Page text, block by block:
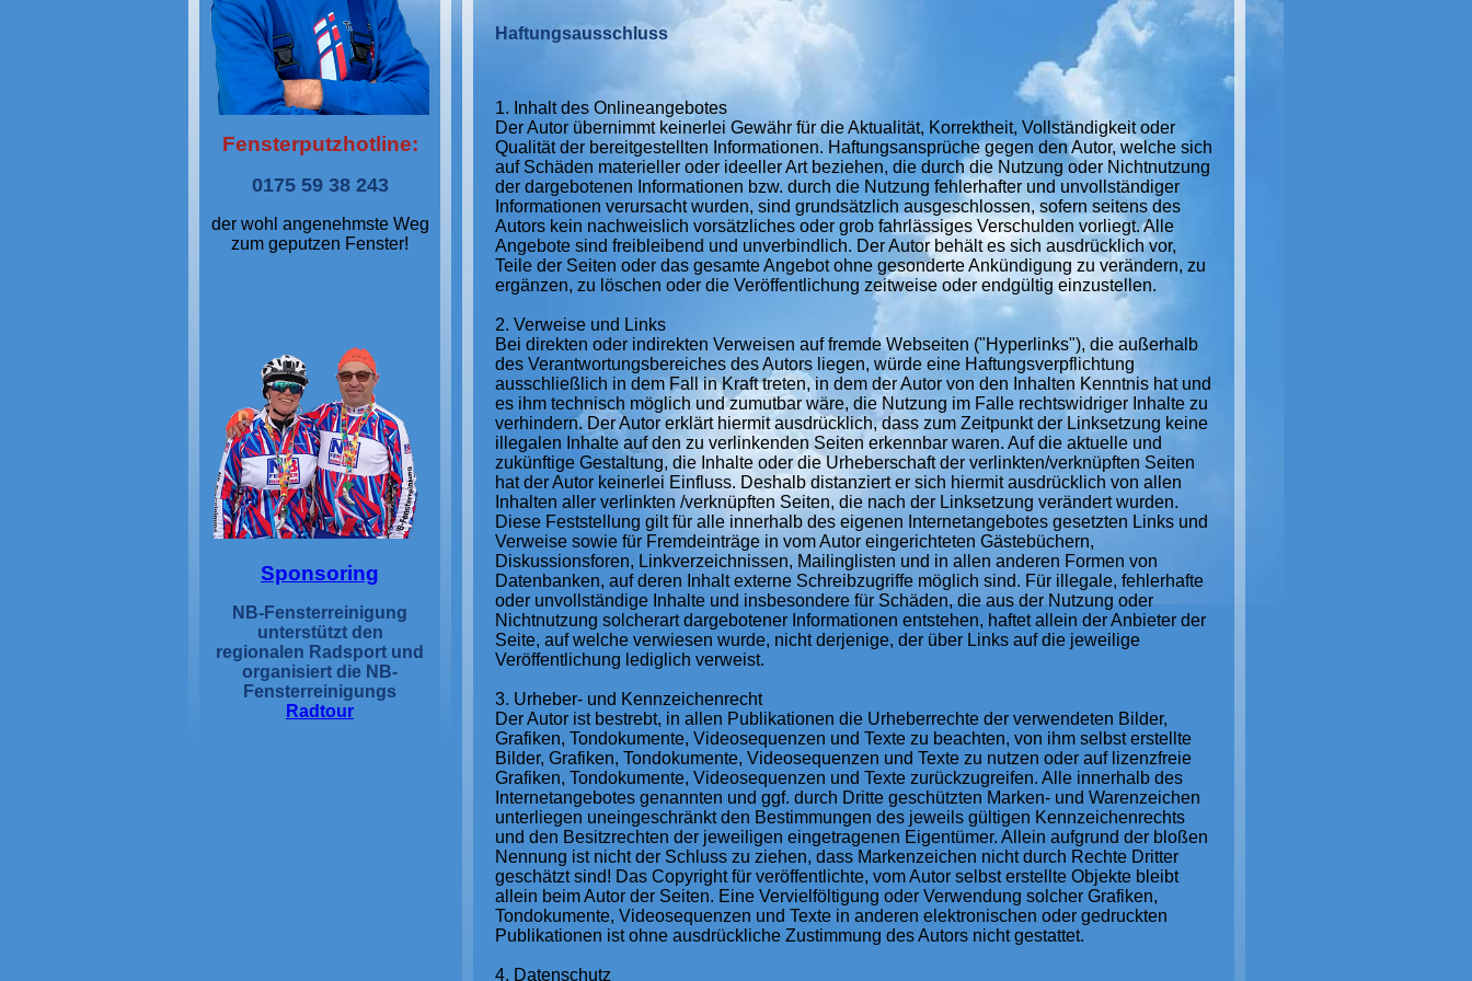
Fensterputzhotline:
0175 59 38 243
der wohl angenehmste Weg
zum geputzen Fenster!
Sponsoring
NB-Fensterreinigung
unterstützt den
regionalen Radsport und
organisiert die NB-
Fensterreinigungs
Radtour
Haftungsausschluss
1. Inhalt des Onlineangebotes
Der Autor übernimmt keinerlei Gewähr für die Aktualität, Korrektheit, Vollständigkeit oder
Qualität der bereitgestellten Informationen. Haftungsansprüche gegen den Autor, welche sich
auf Schäden materieller oder ideeller Art beziehen, die durch die Nutzung oder Nichtnutzung
der dargebotenen Informationen bzw. durch die Nutzung fehlerhafter und unvollständiger
Informationen verursacht wurden, sind grundsätzlich ausgeschlossen, sofern seitens des
Autors kein nachweislich vorsätzliches oder grob fahrlässiges Verschulden vorliegt. Alle
Angebote sind freibleibend und unverbindlich. Der Autor behält es sich ausdrücklich vor,
Teile der Seiten oder das gesamte Angebot ohne gesonderte Ankündigung zu verändern, zu
ergänzen, zu löschen oder die Veröffentlichung zeitweise oder endgültig einzustellen.
2. Verweise und Links
Bei direkten oder indirekten Verweisen auf fremde Webseiten ("Hyperlinks"), die außerhalb
des Verantwortungsbereiches des Autors liegen, würde eine Haftungsverpflichtung
ausschließlich in dem Fall in Kraft treten, in dem der Autor von den Inhalten Kenntnis hat und
es ihm technisch möglich und zumutbar wäre, die Nutzung im Falle rechtswidriger Inhalte zu
verhindern. Der Autor erklärt hiermit ausdrücklich, dass zum Zeitpunkt der Linksetzung keine
illegalen Inhalte auf den zu verlinkenden Seiten erkennbar waren. Auf die aktuelle und
zukünftige Gestaltung, die Inhalte oder die Urheberschaft der verlinkten/verknüpften Seiten
hat der Autor keinerlei Einfluss. Deshalb distanziert er sich hiermit ausdrücklich von allen
Inhalten aller verlinkten /verknüpften Seiten, die nach der Linksetzung verändert wurden.
Diese Feststellung gilt für alle innerhalb des eigenen Internetangebotes gesetzten Links und
Verweise sowie für Fremdeinträge in vom Autor eingerichteten Gästebüchern,
Diskussionsforen, Linkverzeichnissen, Mailinglisten und in allen anderen Formen von
Datenbanken, auf deren Inhalt externe Schreibzugriffe möglich sind. Für illegale, fehlerhafte
oder unvollständige Inhalte und insbesondere für Schäden, die aus der Nutzung oder
Nichtnutzung solcherart dargebotener Informationen entstehen, haftet allein der Anbieter der
Seite, auf welche verwiesen wurde, nicht derjenige, der über Links auf die jeweilige
Veröffentlichung lediglich verweist.
3. Urheber- und Kennzeichenrecht
Der Autor ist bestrebt, in allen Publikationen die Urheberrechte der verwendeten Bilder,
Grafiken, Tondokumente, Videosequenzen und Texte zu beachten, von ihm selbst erstellte
Bilder, Grafiken, Tondokumente, Videosequenzen und Texte zu nutzen oder auf lizenzfreie
Grafiken, Tondokumente, Videosequenzen und Texte zurückzugreifen. Alle innerhalb des
Internetangebotes genannten und ggf. durch Dritte geschützten Marken- und Warenzeichen
unterliegen uneingeschränkt den Bestimmungen des jeweils gültigen Kennzeichenrechts
und den Besitzrechten der jeweiligen eingetragenen Eigentümer. Allein aufgrund der bloßen
Nennung ist nicht der Schluss zu ziehen, dass Markenzeichen nicht durch Rechte Dritter
geschätzt sind! Das Copyright für veröffentlichte, vom Autor selbst erstellte Objekte bleibt
allein beim Autor der Seiten. Eine Vervielföltigung oder Verwendung solcher Grafiken,
Tondokumente, Videosequenzen und Texte in anderen elektronischen oder gedruckten
Publikationen ist ohne ausdrückliche Zustimmung des Autors nicht gestattet.
4. Datenschutz